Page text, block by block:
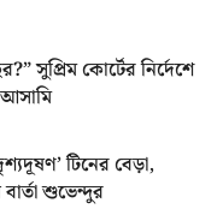
সুপ্রিম কোর্টের নির্দেশে
টিনের বেড়া,
শুভেন্দুর